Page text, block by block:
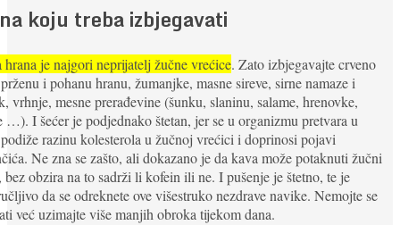
koju treba izbjegavati
hrana je najgori neprijatelj žučne vrećice. Zato izbjegavajte crveno
i pohanu hranu, žumanjke, masne sireve, sirne namaze i
vrhnje, mesne prerađevine (šunku, slaninu, salame, hrenovke,
…). I šećer je podjednako štetan, jer se u organizmu pretvara u
razinu kolesterola u žučnoj vrećici i doprinosi pojavi
Ne zna se zašto, ali dokazano je da kava može potaknuti žučni
bez obzira na to sadrži li kofein ili ne. I pušenje je štetno, te je
da se odreknete ove višestruko nezdrave navike. Nemojte se
već uzimajte više manjih obroka tijekom dana.